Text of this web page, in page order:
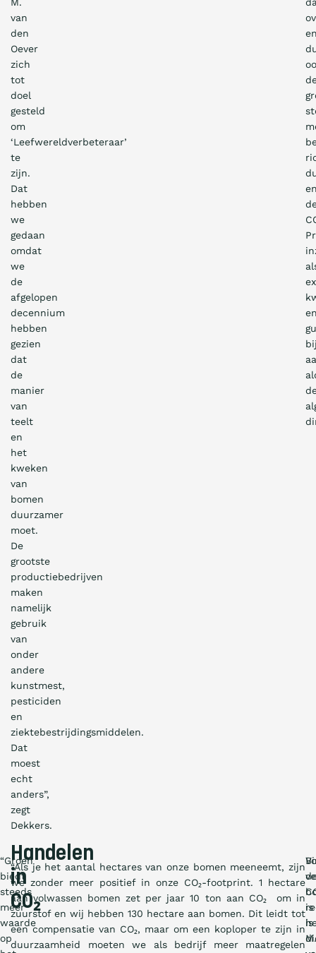
van
den
Oever
zich
tot
doel
gesteld
om
‘Leefwereldverbeteraar’
te
zijn.
Dat
hebben
we
gedaan
omdat
we
de
afgelopen
decennium
hebben
gezien
dat
de
manier
van
teelt
en
het
kweken
van
bomen
duurzamer
moet.
De
grootste
productiebedrijven
maken
namelijk
gebruik
van
onder
andere
kunstmest,
pesticiden
en
ziektebestrijdingsmiddelen.
Dat
moest
echt
anders”,
zegt
Dekkers.
“Groen
biedt
steeds
meer
waarde
op
Handelen
in
CO₂
“Als je het aantal hectares van onze bomen meeneemt, zijn
we zonder meer positief in onze CO₂-footprint. 1 hectare
aan volwassen bomen zet per jaar 10 ton aan CO₂ om in
zuurstof en wij hebben 130 hectare aan bomen. Dit leidt tot
een compensatie van CO₂, maar om een koploper te zijn in
duurzaamheid moeten we als bedrijf meer maatregelen
is
is
M.